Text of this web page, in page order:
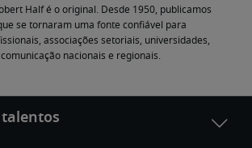
Half é o original. Desde 1950, publicamos
se tornaram uma fonte confiável para
associações setoriais, universidades,
nacionais e regionais.